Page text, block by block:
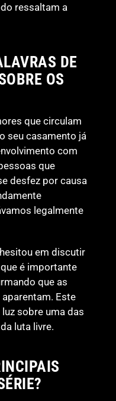
ressaltam a
DE
OS
que circulam
seu casamento já
com
que
desfez por causa
legalmente
em discutir
é importante
que as
Este
sobre uma das
luta livre.